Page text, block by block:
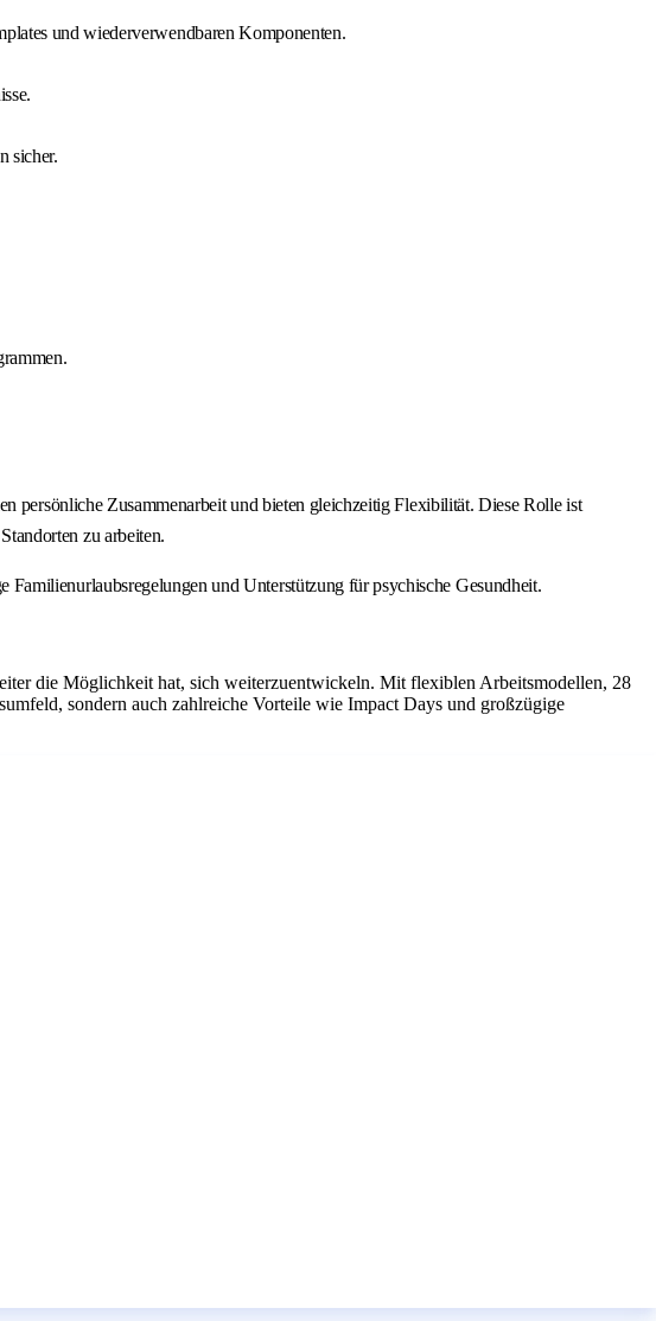
und wiederverwendbaren Komponenten.
sicher.
persönliche Zusammenarbeit und bieten gleichzeitig Flexibilität. Diese Rolle ist
zu arbeiten.
und Unterstützung für psychische Gesundheit.
die Möglichkeit hat, sich weiterzuentwickeln. Mit flexiblen Arbeitsmodellen, 28
sondern auch zahlreiche Vorteile wie Impact Days und großzügige